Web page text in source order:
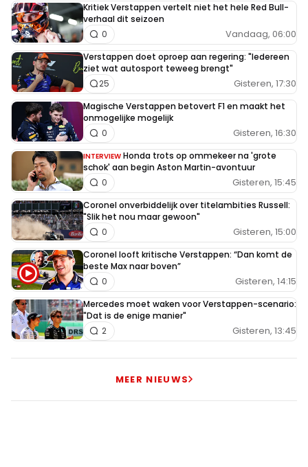
Kritiek Verstappen vertelt niet het hele Red Bull-
verhaal dit seizoen
Vandaag, 06:00
0
Verstappen doet oproep aan regering: "Iedereen
ziet wat autosport teweeg brengt"
Gisteren, 17:30
25
Magische Verstappen betovert F1 en maakt het
onmogelijke mogelijk
Gisteren, 16:30
0
INTERVIEW Honda trots op ommekeer na 'grote
schok' aan begin Aston Martin-avontuur
Gisteren, 15:45
0
Coronel onverbiddelijk over titelambities Russell:
"Slik het nou maar gewoon"
Gisteren, 15:00
0
Coronel looft kritische Verstappen: “Dan komt de
beste Max naar boven”
Gisteren, 14:15
0
Mercedes moet waken voor Verstappen-scenario:
"Dat is de enige manier"
Gisteren, 13:45
2
MEER NIEUWS